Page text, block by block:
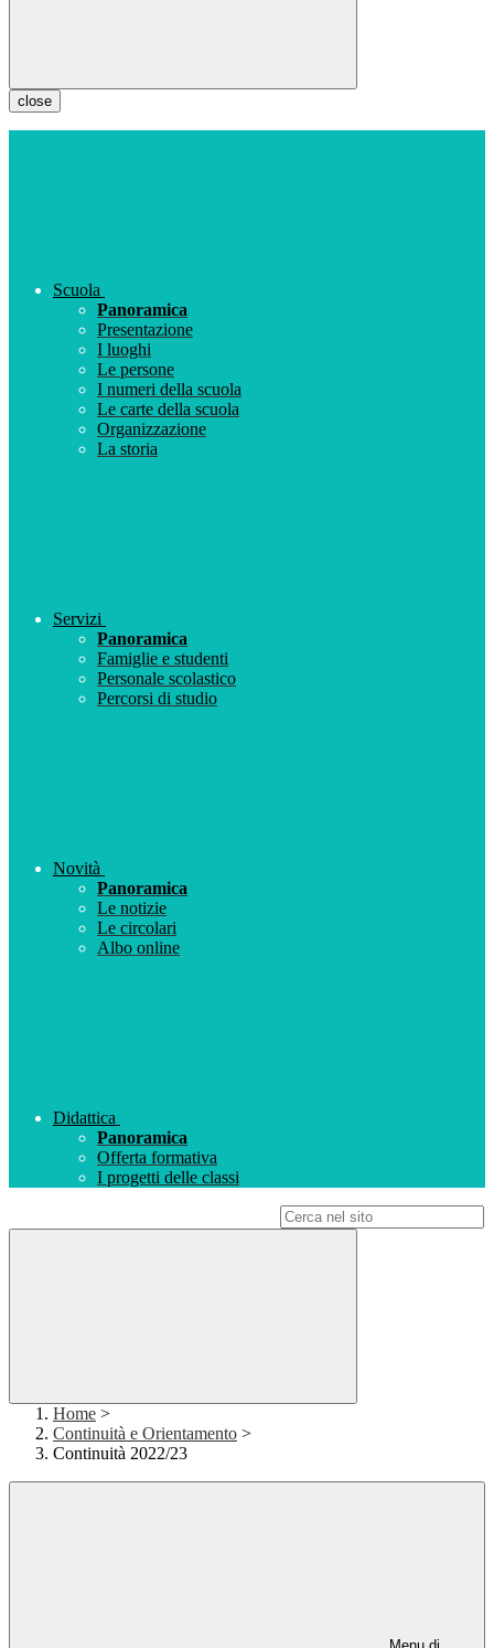
close
Scuola
Panoramica
Presentazione
I luoghi
Le persone
I numeri della scuola
Le carte della scuola
Organizzazione
La storia
Servizi
Panoramica
Famiglie e studenti
Personale scolastico
Percorsi di studio
Novità
Panoramica
Le notizie
Le circolari
Albo online
Didattica
Panoramica
Offerta formativa
I progetti delle classi
Home >
Continuità e Orientamento >
Continuità 2022/23